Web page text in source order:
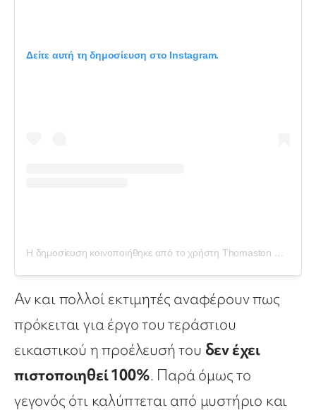
Δείτε αυτή τη δημοσίευση στο Instagram.
Η δημοσίευση κοινοποιήθηκε από το χρήστη Thomaston Place Auction (@thomastonplace)
Αν και πολλοί εκτιμητές αναφέρουν πως
πρόκειται για έργο του τεράστιου
εικαστικού η προέλευσή του δεν έχει
πιστοποιηθεί 100%. Παρά όμως το
γεγονός ότι καλύπτεται από μυστήριο και